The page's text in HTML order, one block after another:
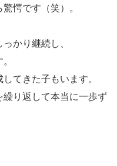
愕です（笑）。
かり継続し、
てきた子もいます。
り返して本当に一歩ず